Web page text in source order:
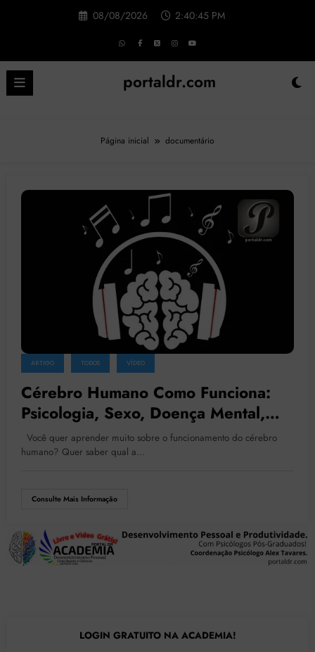
08/08/2026 2:40:46 PM
portaldr.com
Página inicial documentário
ARTIGO TODOS VÍDEO
Cérebro Humano Como Funciona:
Psicologia, Sexo, Doença Mental,
Percepção Extrassensorial,
Comportamento, Novas Tecnologias,
Você quer aprender muito sobre o funcionamento do cérebro
humano? Quer saber qual a…
Consulte Mais Informação
LOGIN GRATUITO NA ACADEMIA!